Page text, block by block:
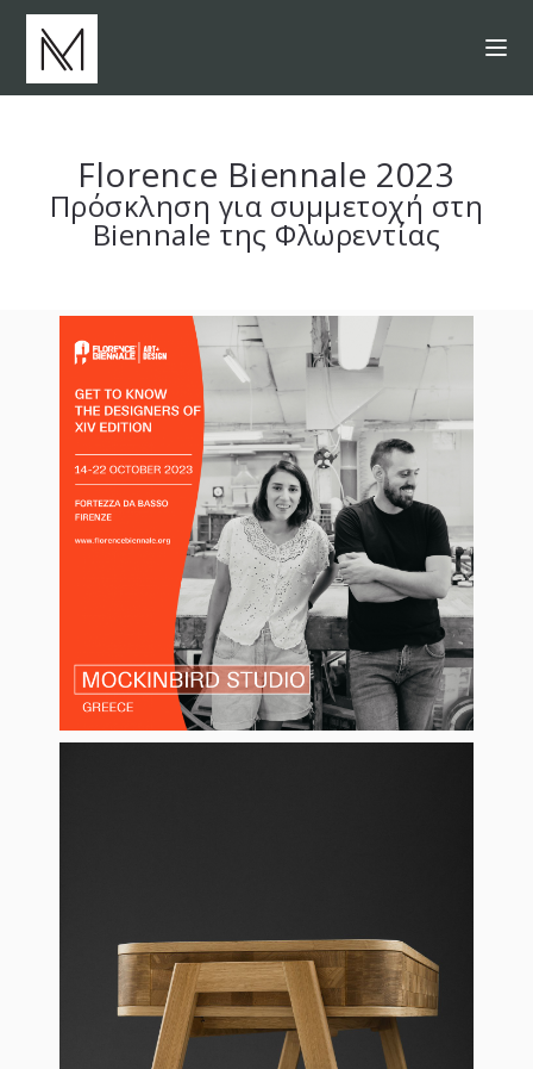
Florence Biennale 2023
Πρόσκληση για συμμετοχή στη
Biennale της Φλωρεντίας